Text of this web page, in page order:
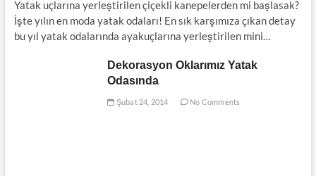
Yatak uçlarına yerleştirilen çiçekli kanepelerden mi başlasak?
İşte yılın en moda yatak odaları! En sık karşımıza çıkan detay
bu yıl yatak odalarında ayakuçlarına yerleştirilen mini…
Dekorasyon Oklarımız Yatak
Odasında
Şubat 24, 2014 No Comments